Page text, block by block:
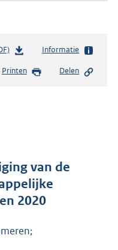
b
s
r
o
t
Informatie
Printen Delen
van de
2020